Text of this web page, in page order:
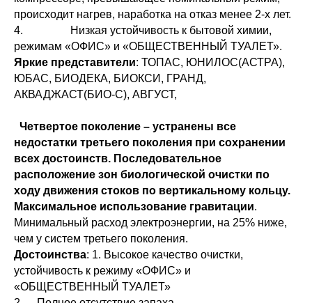
происходит нагрев, наработка на отказ менее 2-х лет.
4. Низкая устойчивость к бытовой химии,
режимам «ОФИС» и «ОБЩЕСТВЕННЫЙ ТУАЛЕТ».
Яркие представители: ТОПАС, ЮНИЛОС(АСТРА),
ЮБАС, БИОДЕКА, БИОКСИ, ГРАНД,
АКВАДЖАСТ(БИО-С), АВГУСТ,
Четвертое поколение – устранены все
недостатки третьего поколения при сохранении
всех достоинств. Последовательное
расположение зон биологической очистки по
ходу движения стоков по вертикальному кольцу.
Максимальное использование гравитации.
Минимальный расход электроэнергии, на 25% ниже,
чем у систем третьего поколения.
Достоинства: 1. Высокое качество очистки,
устойчивость к режиму «ОФИС» и
«ОБЩЕСТВЕННЫЙ ТУАЛЕТ»